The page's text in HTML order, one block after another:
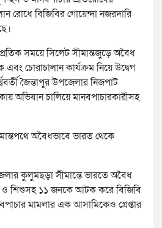
রোধে বিজিবির গোয়েন্দা নজরদারি
সময়ে সিলেট সীমান্তজুড়ে অবৈধ
চোরাচালান কার্যক্রম নিয়ে উদ্বেগ
জৈন্তাপুর উপজেলার নিজপাট
অভিযান চালিয়ে মানবপাচারকারীসহ
অবৈধভাবে ভারত থেকে
কুলুমছড়া সীমান্তে ভারতে অবৈধ
ও শিশুসহ ১১ জনকে আটক করে বিজিবি
মামলার এক আসামিকেও গ্রেপ্তার